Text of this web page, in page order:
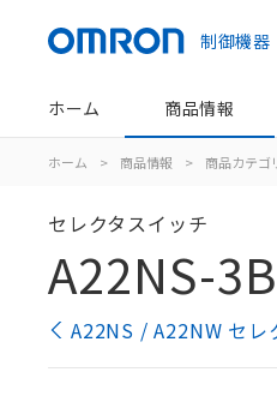
制御機器
ホーム 商品情報
ホーム > 商品情報 > 商品カテゴ
セレクタスイッチ
A22NS-
A22NS / A22NW セレ